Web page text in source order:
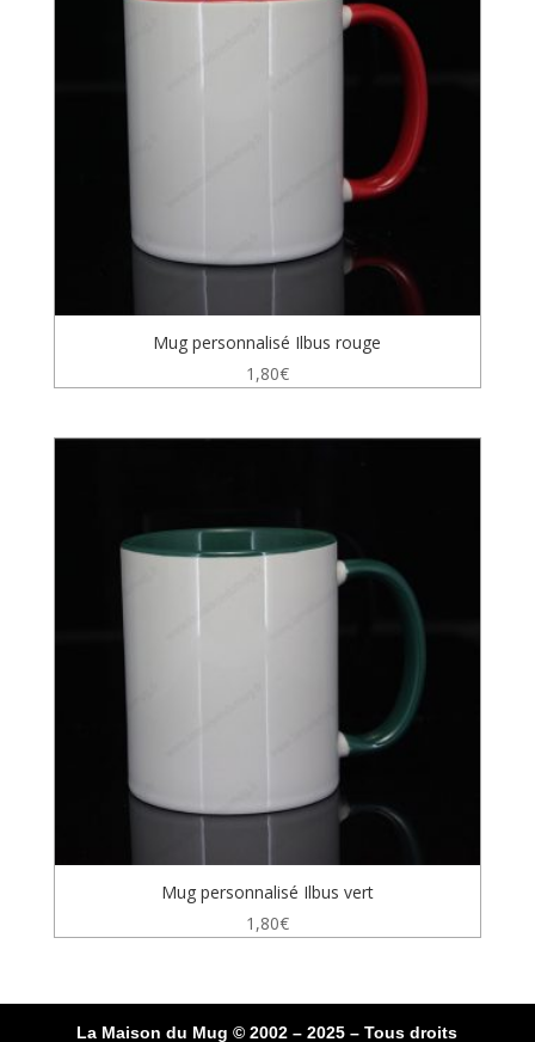
Mug personnalisé Ilbus rouge
1,80€
Mug personnalisé Ilbus vert
1,80€
La Maison du Mug © 2002 – 2025 – Tous droits